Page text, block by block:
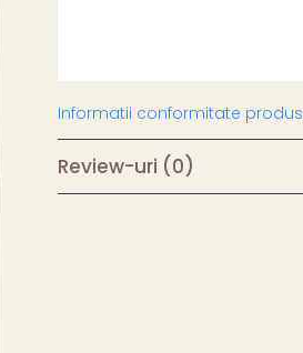
Informatii conformitate produs
Review-uri (0)